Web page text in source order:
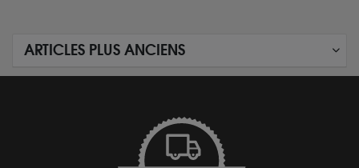
ARTICLES PLUS ANCIENS